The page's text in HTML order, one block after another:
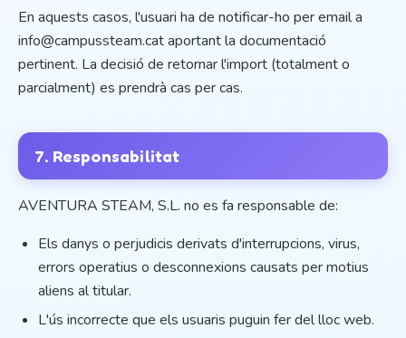
En aquests casos, l'usuari ha de notificar-ho per email a
info@campussteam.cat aportant la documentació
pertinent. La decisió de retornar l'import (totalment o
parcialment) es prendrà cas per cas.
7. Responsabilitat
AVENTURA STEAM, S.L. no es fa responsable de:
Els danys o perjudicis derivats d'interrupcions, virus,
errors operatius o desconnexions causats per motius
aliens al titular.
L'ús incorrecte que els usuaris puguin fer del lloc web.